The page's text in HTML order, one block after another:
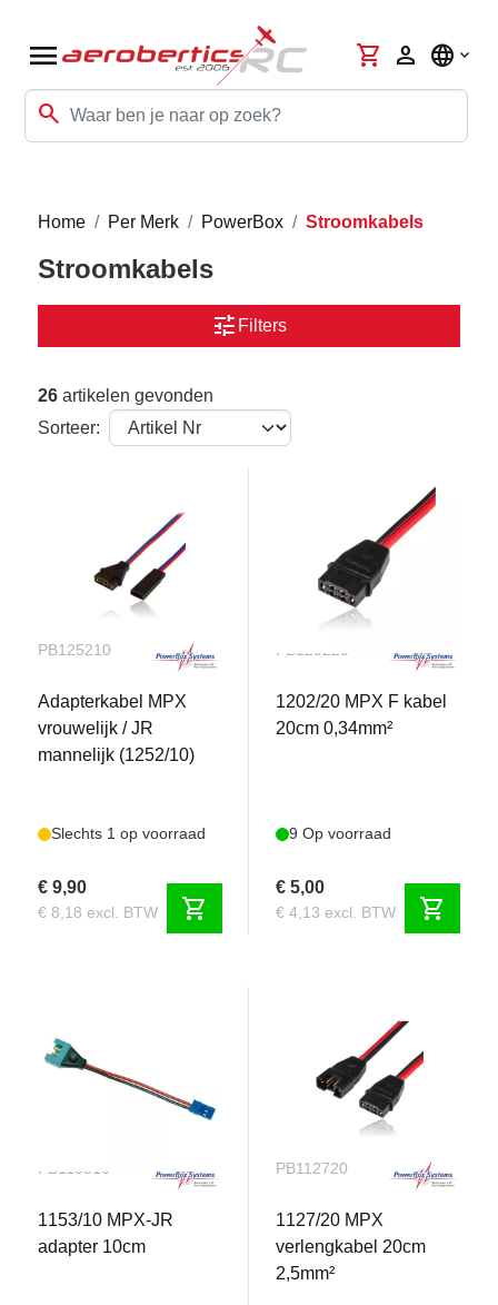
menu
search
shopping_cart person language
Home Per Merk PowerBox Stroomkabels
Stroomkabels
tune Filters
26 artikelen gevonden
Sorteer:
PB125210
Adapterkabel MPX
vrouwelijk / JR
mannelijk (1252/10)
Slechts 1 op voorraad
€ 9,90
€ 8,18 excl. BTW shopping_cart
PB120220
1202/20 MPX F kabel
20cm 0,34mm²
9 Op voorraad
€ 5,00
€ 4,13 excl. BTW shopping_cart
PB115310
1153/10 MPX-JR
adapter 10cm
PB112720
1127/20 MPX
verlengkabel 20cm
2,5mm²